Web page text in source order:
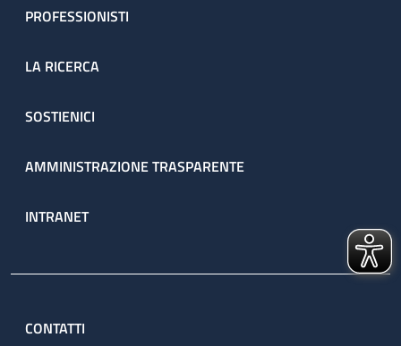
PROFESSIONISTI
LA RICERCA
SOSTIENICI
AMMINISTRAZIONE TRASPARENTE
INTRANET
CONTATTI